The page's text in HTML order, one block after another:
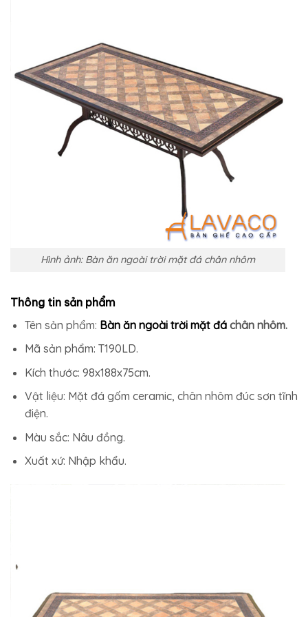
Hình ảnh: Bàn ăn ngoài trời mặt đá chân nhôm
Thông tin sản phẩm
Tên sản phẩm: Bàn ăn ngoài trời mặt đáchân nhôm.
Mã sản phẩm: T190LD.
Kích thước: 98x188x75cm.
Vật liệu: Mặt đá gốm ceramic, chân nhôm đúc sơn tĩnh
điện.
Màu sắc: Nâu đồng.
Xuất xứ: Nhập khẩu.